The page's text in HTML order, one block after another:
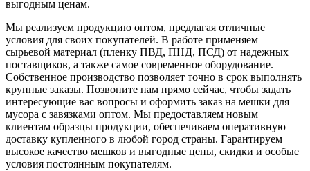
выгодным ценам.
Мы реализуем продукцию оптом, предлагая отличные
условия для своих покупателей. В работе применяем
сырьевой материал (пленку ПВД, ПНД, ПСД) от надежных
поставщиков, а также самое современное оборудование.
Собственное производство позволяет точно в срок выполнять
крупные заказы. Позвоните нам прямо сейчас, чтобы задать
интересующие вас вопросы и оформить заказ на мешки для
мусора с завязками оптом. Мы предоставляем новым
клиентам образцы продукции, обеспечиваем оперативную
доставку купленного в любой город страны. Гарантируем
высокое качество мешков и выгодные цены, скидки и особые
условия постоянным покупателям.